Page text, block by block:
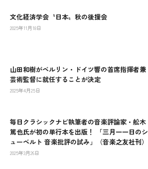
文化経済学会〝日本〟秋の後援会
2025年11月18日
山田和樹がベルリン・ドイツ響の首席指揮者兼
芸術監督に就任することが決定
2025年4月25日
毎日クラシックナビ執筆者の音楽評論家・舩木
篤也氏が初の単行本を出版！ 「三月一一日のシ
ューベルト 音楽批評の試み」（音楽之友社刊）
2025年3月26日